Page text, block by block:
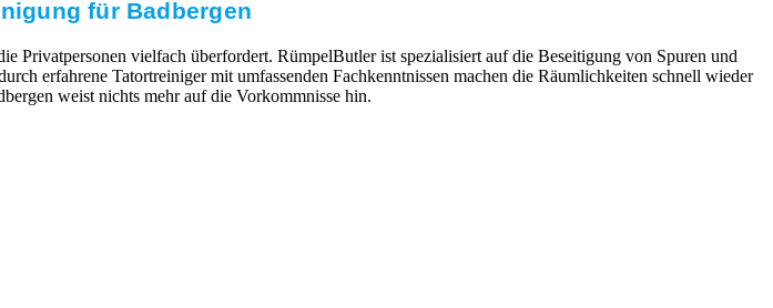
für Badbergen
Privatpersonen vielfach überfordert. RümpelButler ist spezialisiert auf die Beseitigung von Spuren und
erfahrene Tatortreiniger mit umfassenden Fachkenntnissen machen die Räumlichkeiten schnell wieder
weist nichts mehr auf die Vorkommnisse hin.